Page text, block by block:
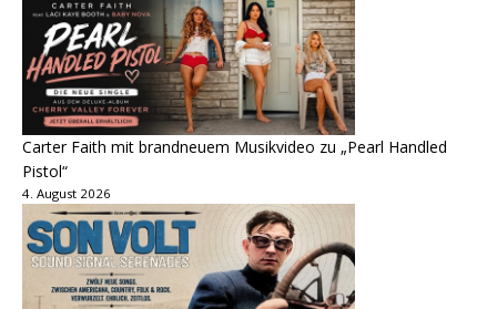
Carter Faith mit brandneuem Musikvideo zu „Pearl Handled
Pistol“
4. August 2026